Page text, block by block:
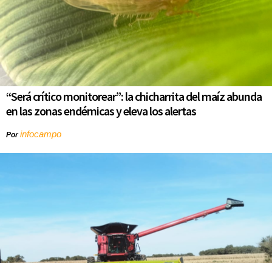
“Será crítico monitorear”: la chicharrita del maíz abunda
en las zonas endémicas y eleva los alertas
Porinfocampo